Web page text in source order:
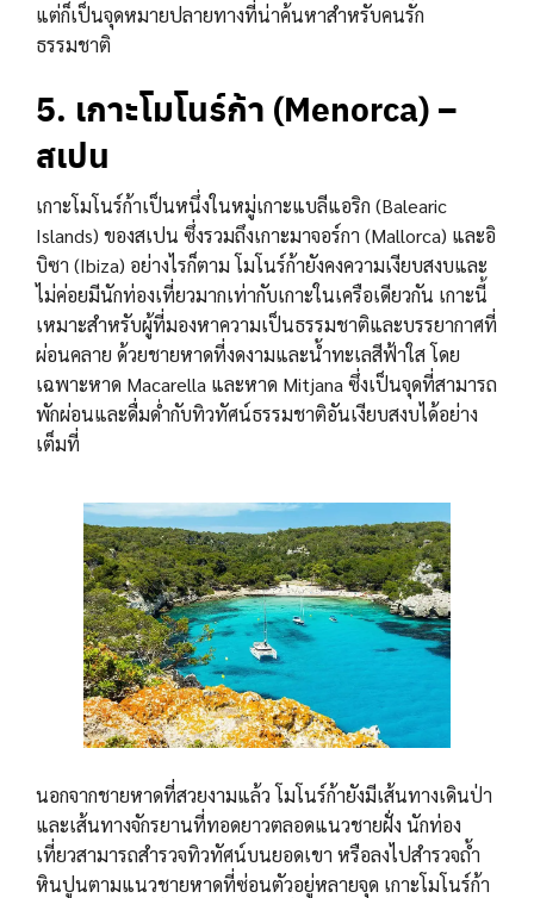
แต่ก็เป็นจุดหมายปลายทางที่น่าค้นหาสำหรับคนรัก
ธรรมชาติ
5. เกาะโมโนร์ก้า (Menorca) –
สเปน
เกาะโมโนร์ก้าเป็นหนึ่งในหมู่เกาะแบลีแอริก (Balearic
Islands) ของสเปน ซึ่งรวมถึงเกาะมาจอร์กา (Mallorca) และอิ
บิซา (Ibiza) อย่างไรก็ตาม โมโนร์ก้ายังคงความเงียบสงบและ
ไม่ค่อยมีนักท่องเที่ยวมากเท่ากับเกาะในเครือเดียวกัน เกาะนี้
เหมาะสำหรับผู้ที่มองหาความเป็นธรรมชาติและบรรยากาศที่
ผ่อนคลาย ด้วยชายหาดที่งดงามและน้ำทะเลสีฟ้าใส โดย
เฉพาะหาด Macarella และหาด Mitjana ซึ่งเป็นจุดที่สามารถ
พักผ่อนและดื่มด่ำกับทิวทัศน์ธรรมชาติอันเงียบสงบได้อย่าง
เต็มที่
นอกจากชายหาดที่สวยงามแล้ว โมโนร์ก้ายังมีเส้นทางเดินป่า
และเส้นทางจักรยานที่ทอดยาวตลอดแนวชายฝั่ง นักท่อง
เที่ยวสามารถสำรวจทิวทัศน์บนยอดเขา หรือลงไปสำรวจถ้ำ
หินปูนตามแนวชายหาดที่ซ่อนตัวอยู่หลายจุด เกาะโมโนร์ก้า